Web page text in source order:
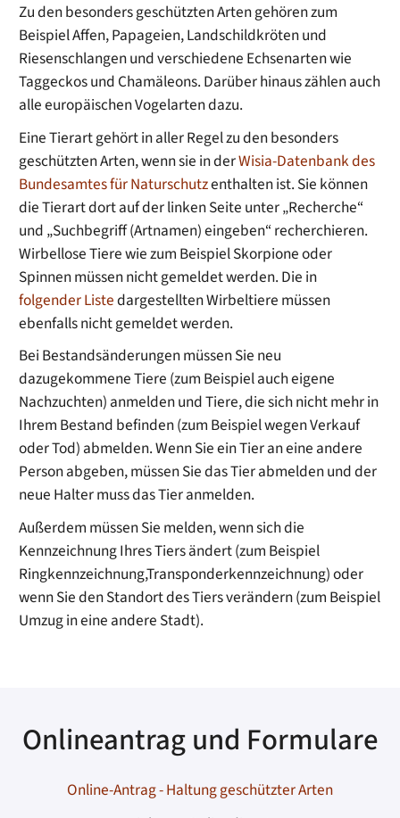
Zu den besonders geschützten Arten gehören zum
Beispiel Affen, Papageien, Landschildkröten und
Riesenschlangen und verschiedene Echsenarten wie
Taggeckos und Chamäleons. Darüber hinaus zählen auch
alle europäischen Vogelarten dazu.
Eine Tierart gehört in aller Regel zu den besonders
geschützten Arten, wenn sie in derWisia-Datenbank des
Bundesamtes für Naturschutzenthalten ist. Sie können
die Tierart dort auf der linken Seite unter „Recherche“
und „Suchbegriff (Artnamen) eingeben“ recherchieren.
Wirbellose Tiere wie zum Beispiel Skorpione oder
Spinnen müssen nicht gemeldet werden. Die in
folgender Listedargestellten Wirbeltiere müssen
ebenfalls nicht gemeldet werden.
Bei Bestandsänderungen müssen Sie neu
dazugekommene Tiere (zum Beispiel auch eigene
Nachzuchten) anmelden und Tiere, die sich nicht mehr in
Ihrem Bestand befinden (zum Beispiel wegen Verkauf
oder Tod) abmelden. Wenn Sie ein Tier an eine andere
Person abgeben, müssen Sie das Tier abmelden und der
neue Halter muss das Tier anmelden.
Außerdem müssen Sie melden, wenn sich die
Kennzeichnung Ihres Tiers ändert (zum Beispiel
Ringkennzeichnung,Transponderkennzeichnung) oder
wenn Sie den Standort des Tiers verändern (zum Beispiel
Umzug in eine andere Stadt).
Onlineantrag und Formulare
Online-Antrag - Haltung geschützter Arten